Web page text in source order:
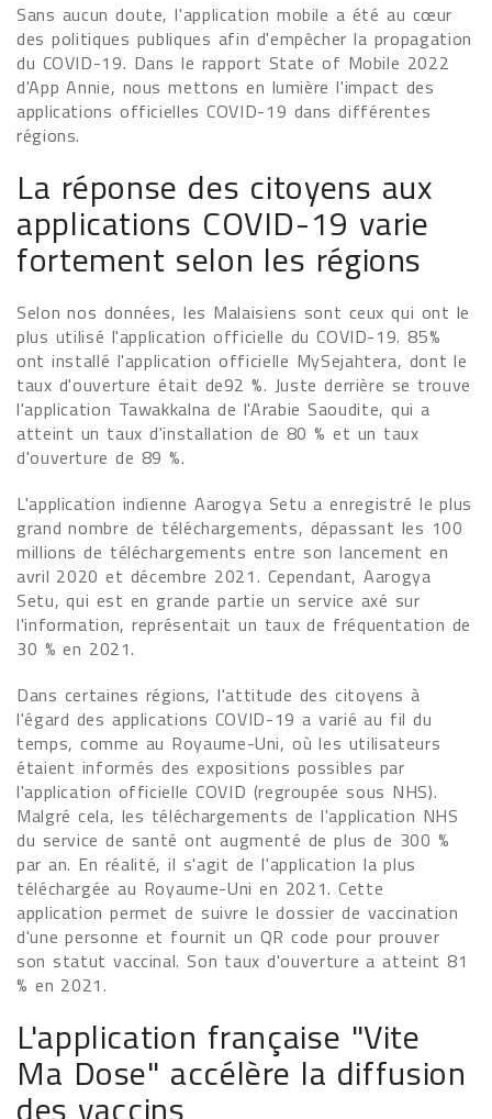
Sans aucun doute, l'application mobile a été au cœur
des politiques publiques afin d'empêcher la propagation
du COVID-19. Dans le rapport State of Mobile 2022
d'App Annie, nous mettons en lumière l'impact des
applications officielles COVID-19 dans différentes
régions.
La réponse des citoyens aux
applications COVID-19 varie
fortement selon les régions
Selon nos données, les Malaisiens sont ceux qui ont le
plus utilisé l'application officielle du COVID-19. 85%
ont installé l'application officielle MySejahtera, dont le
taux d'ouverture était de92 %. Juste derrière se trouve
l'application Tawakkalna de l'Arabie Saoudite, qui a
atteint un taux d'installation de 80 % et un taux
d'ouverture de 89 %.
L'application indienne Aarogya Setu a enregistré le plus
grand nombre de téléchargements, dépassant les 100
millions de téléchargements entre son lancement en
avril 2020 et décembre 2021. Cependant, Aarogya
Setu, qui est en grande partie un service axé sur
l'information, représentait un taux de fréquentation de
30 % en 2021.
Dans certaines régions, l'attitude des citoyens à
l'égard des applications COVID-19 a varié au fil du
temps, comme au Royaume-Uni, où les utilisateurs
étaient informés des expositions possibles par
l'application officielle COVID (regroupée sous NHS).
Malgré cela, les téléchargements de l'application NHS
du service de santé ont augmenté de plus de 300 %
par an. En réalité, il s'agit de l'application la plus
téléchargée au Royaume-Uni en 2021. Cette
application permet de suivre le dossier de vaccination
d'une personne et fournit un QR code pour prouver
son statut vaccinal. Son taux d'ouverture a atteint 81
% en 2021.
L'application française "Vite
Ma Dose" accélère la diffusion